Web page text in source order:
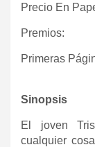
Precio En
Premios:
Primeras
Sinopsis
El joven
cualquier